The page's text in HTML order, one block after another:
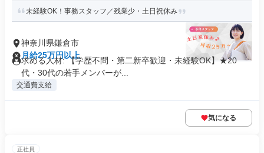
未経験OK！事務スタッフ／残業少・土日祝休み
神奈川県鎌倉市
月給25万円以上
求める人材: 【学歴不問・第二新卒歓迎・未経験OK】★20
代・30代の若手メンバーが...
交通費支給
気になる
正社員